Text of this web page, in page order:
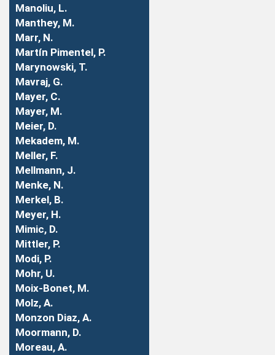
Manoliu, L.
Manthey, M.
Marr, N.
Martín Pimentel, P.
Marynowski, T.
Mavraj, G.
Mayer, C.
Mayer, M.
Meier, D.
Mekadem, M.
Meller, F.
Mellmann, J.
Menke, N.
Merkel, B.
Meyer, H.
Mimic, D.
Mittler, P.
Modi, P.
Mohr, U.
Moix-Bonet, M.
Molz, A.
Monzon Diaz, A.
Moormann, D.
Moreau, A.